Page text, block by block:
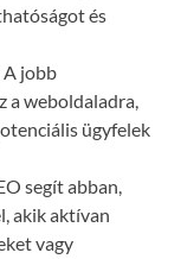
és
A jobb
a weboldaladra,
ügyfelek
segít abban,
akik aktívan
vagy